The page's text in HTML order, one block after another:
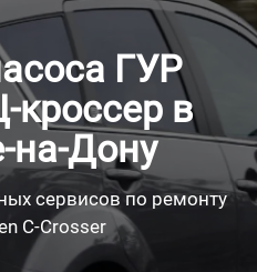
ГУР
кроссер в
на-Дону
сервисов по ремонту
C-Crosser